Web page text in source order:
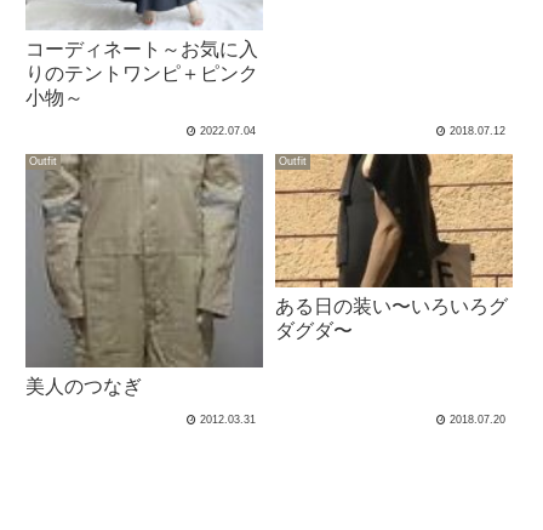
コーディネート～お気に入
りのテントワンピ＋ピンク
小物～
2022.07.04 2018.07.12
Outfit
美人のつなぎ
2012.03.31
Outfit
ある日の装い〜いろいろグ
ダグダ〜
2018.07.20